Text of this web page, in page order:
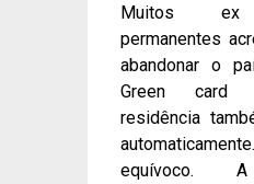
Muitos ex
permanentes
abandonar o
Green card
residência
equívoco.